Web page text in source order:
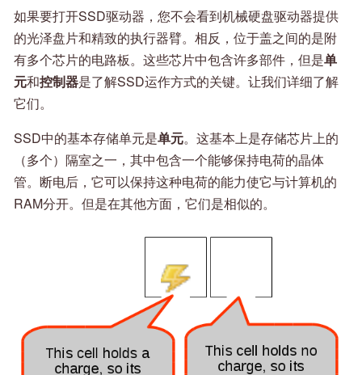
如果要打开SSD驱动器，您不会看到机械硬盘驱动器提供
的光泽盘片和精致的执行器臂。相反，位于盖之间的是附
有多个芯片的电路板。这些芯片中包含许多部件，但是单
元和控制器是了解SSD运作方式的关键。让我们详细了解
它们。
SSD中的基本存储单元是单元。这基本上是存储芯片上的
（多个）隔室之一，其中包含一个能够保持电荷的晶体
管。断电后，它可以保持这种电荷的能力使它与计算机的
RAM分开。但是在其他方面，它们是相似的。